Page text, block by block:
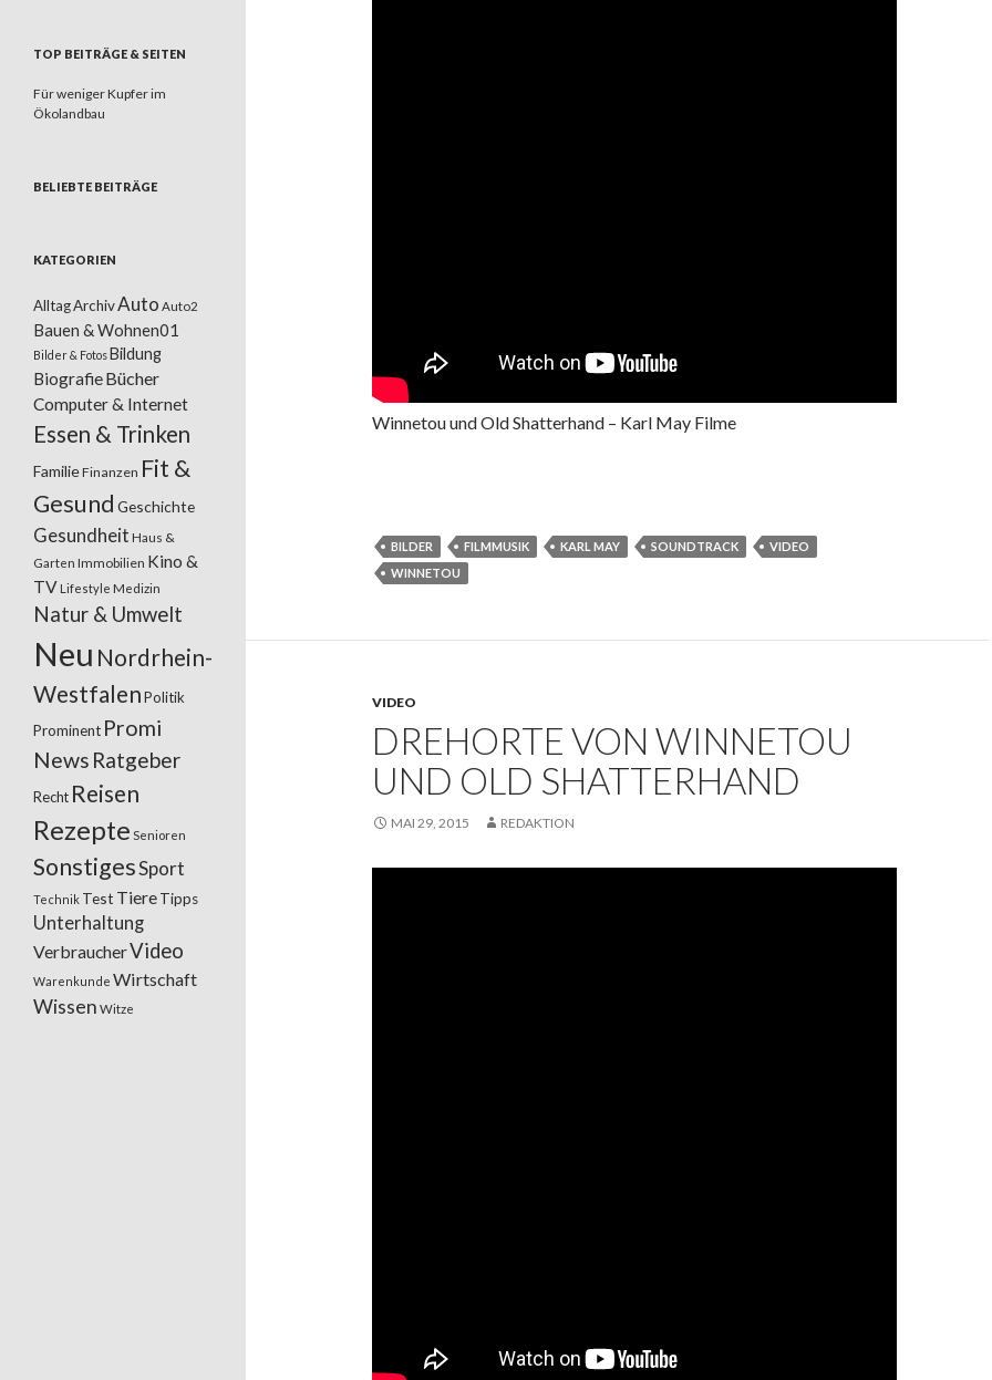
Winnetou und Old Shatterhand – Karl May Filme
BILDER FILMMUSIK KARL MAY SOUNDTRACK
VIDEO
WINNETOU
VIDEO
DREHORTE VON WINNETOU
UND OLD SHATTERHAND
MAI 29, 2015 REDAKTION
TOP BEITRÄGE & SEITEN
Für weniger Kupfer im
Ökolandbau
BELIEBTE BEITRÄGE
KATEGORIEN
AlltagArchivAuto Auto2
Bauen & Wohnen01
Bilder & FotosBildung
BiografieBücher
Computer & Internet
Essen & Trinken
FamilieFinanzen Fit &
Gesund Geschichte
Gesundheit Haus &
Garten Immobilien Kino &
TV Lifestyle Medizin
Natur & Umwelt
Neu Nordrhein-
WestfalenPolitik
Prominent Promi
News Ratgeber
Recht Reisen
Rezepte Senioren
SonstigesSport
Technik Test TiereTipps
Unterhaltung
VerbraucherVideo
Warenkunde Wirtschaft
Wissen Witze